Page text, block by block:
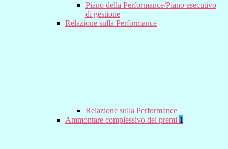
Piano della Performance/Piano esecutivo
di gestione
Relazione sulla Performance
Relazione sulla Performance
Ammontare complessivo dei premi 1